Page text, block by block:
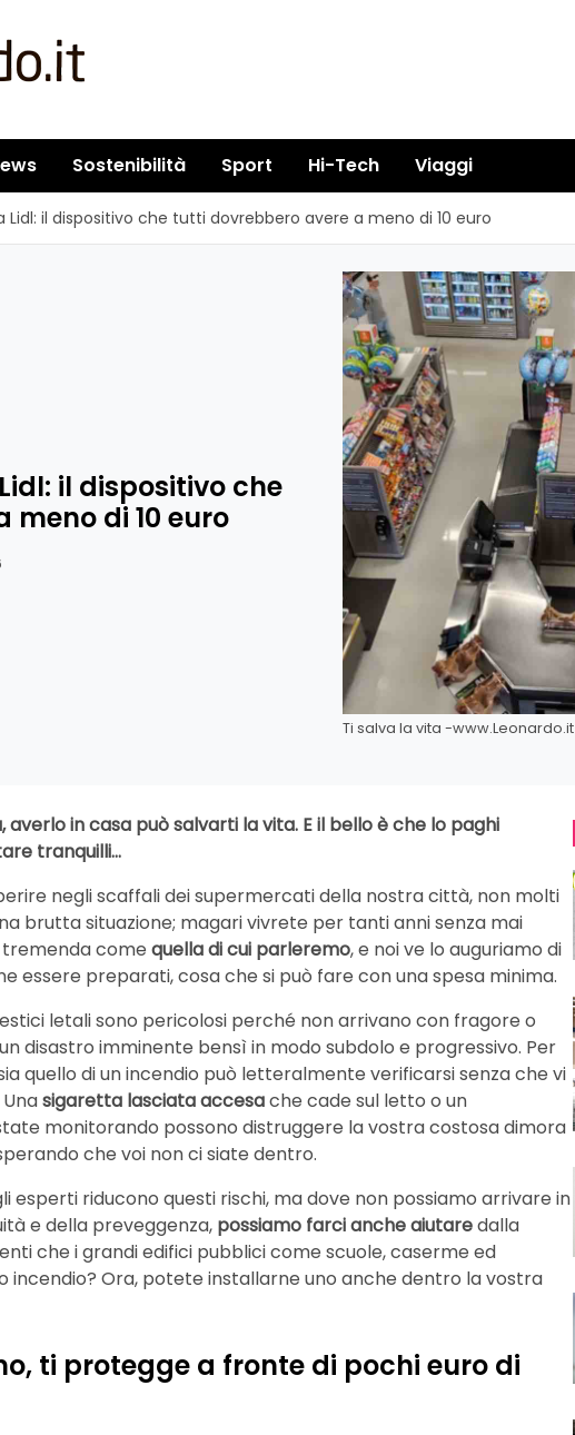
Sostenibilità Sport Hi-Tech Viaggi
il dispositivo che tutti dovrebbero avere a meno di 10 euro
il dispositivo che
di 10 euro
Ti salva la vita -www.Leonardo.it
in casa può salvarti la vita. E il bello è che lo paghi
tranquilli…
negli scaffali dei supermercati della nostra città, non molti
brutta situazione; magari vivrete per tanti anni senza mai
tremenda come quella di cui parleremo, e noi ve lo auguriamo di
essere preparati, cosa che si può fare con una spesa minima.
letali sono pericolosi perché non arrivano con fragore o
disastro imminente bensì in modo subdolo e progressivo. Per
quello di un incendio può letteralmente verificarsi senza che vi
sigaretta lasciata accesache cade sul letto o un
monitorando possono distruggere la vostra costosa dimora
che voi non ci siate dentro.
esperti riducono questi rischi, ma dove non possiamo arrivare in
e della preveggenza, possiamo farci anche aiutaredalla
che i grandi edifici pubblici come scuole, caserme ed
incendio? Ora, potete installarne uno anche dentro la vostra
ti protegge a fronte di pochi euro di